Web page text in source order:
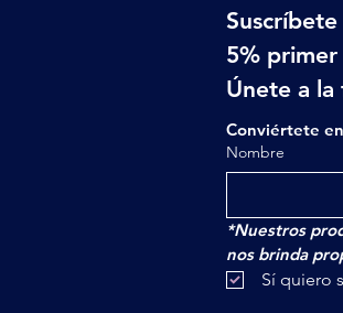
5%
Únete a la
Conviértete
Nombre
*Nuestros
nos brinda
Sí quiero